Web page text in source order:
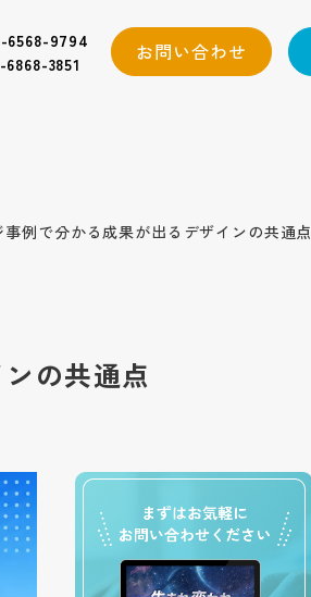
6568-9794
6868-3851 お問い合わせ
例で分かる成果が出るデザインの共通点
の共通点